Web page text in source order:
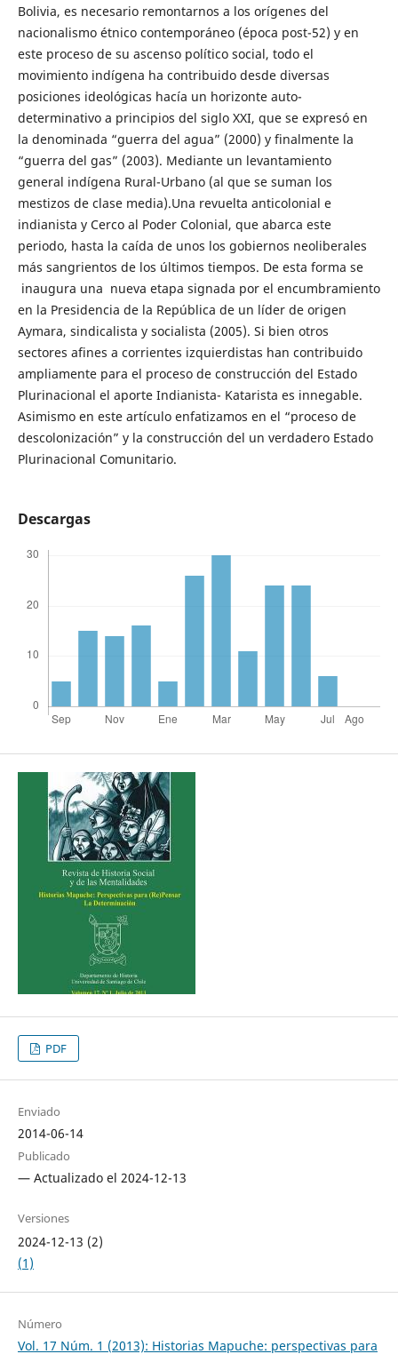
Bolivia, es necesario remontarnos a los orígenes del
nacionalismo étnico contemporáneo (época post-52) y en
este proceso de su ascenso político social, todo el
movimiento indígena ha contribuido desde diversas
posiciones ideológicas hacía un horizonte auto-
determinativo a principios del siglo XXI, que se expresó en
la denominada “guerra del agua” (2000) y finalmente la
“guerra del gas” (2003). Mediante un levantamiento
general indígena Rural-Urbano (al que se suman los
mestizos de clase media).Una revuelta anticolonial e
indianista y Cerco al Poder Colonial, que abarca este
periodo, hasta la caída de unos los gobiernos neoliberales
más sangrientos de los últimos tiempos. De esta forma se
inaugura una nueva etapa signada por el encumbramiento
en la Presidencia de la República de un líder de origen
Aymara, sindicalista y socialista (2005). Si bien otros
sectores afines a corrientes izquierdistas han contribuido
ampliamente para el proceso de construcción del Estado
Plurinacional el aporte Indianista- Katarista es innegable.
Asimismo en este artículo enfatizamos en el “proceso de
descolonización” y la construcción del un verdadero Estado
Plurinacional Comunitario.
Descargas
PDF
Enviado
2014-06-14
Publicado
— Actualizado el 2024-12-13
Versiones
2024-12-13 (2)
(1)
Número
Vol. 17 Núm. 1 (2013): Historias Mapuche: perspectivas para